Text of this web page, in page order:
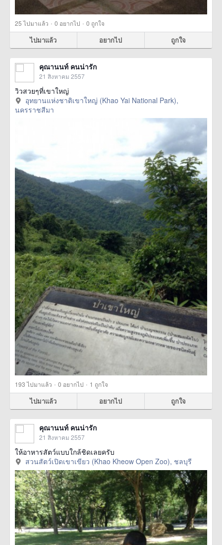
25ไปมาแล้ว · 0 อยากไป · 0 ถูกใจ
ไปมาแล้ว อยากไป ถูกใจ
คุณานนท์ คนน่ารัก
21 สิงหาคม 2557
วิวสวยๆที่เขาใหญ่
อุทยานแห่งชาติเขาใหญ่ (Khao Yai National Park),
นครราชสีมา
193ไปมาแล้ว · 0 อยากไป · 1 ถูกใจ
ไปมาแล้ว อยากไป ถูกใจ
คุณานนท์ คนน่ารัก
21 สิงหาคม 2557
ให้อาหารสัตว์แบบใกล้ชิดเลยครับ
สวนสัตว์เปิดเขาเขียว (Khao Kheow Open Zoo), ชลบุรี